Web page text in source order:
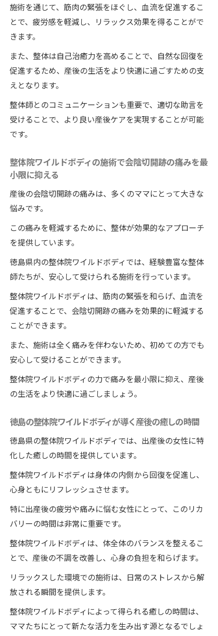
整体専門家が語る産後ケアの重要性
徳島県の整体院ワイルドボディの施術で心身共
にリラックスする出産後ケア
整体で心身を癒す出産後のリラックス法
徳島の整体によるリラクゼーション効果
出産後のストレスを整体院ワイルドボディ
の施術で和らげる
心身のリラクゼーションを促す整体施術
労を回復させる秘訣
和らげる徳島の施術法
整体院ワイルドボディの施術で出産後の体
調悩みを解決する
徳島での整体院ワイルドボディの施術がも
たらす悩み解消効果
出産後の不調に整体院ワイルドボディが提
供するサポート
整体で身体の悩みを和らげるワイルドボデ
ィの施術方法
産後の悩み改善に向けた整体の取り組み
整体院ワイルドボディの施術で出産後の不
整体の施術で出産後の痛みを優しく癒すワイル
ドボディの方法
整体院ワイルドボディの施術で痛みを優し
く和らげる施術法
徳島県での整体院ワイルドボディの施術の
具体例
出産後の痛みを癒す整体院ワイルドボディ
のアプローチ
整体院ワイルドボディの施術で自然な痛み
緩和を実現する
徳島の整体院ワイルドボディの施術が導く
優しい痛み解消法
出産後の痛みに対する整体院ワイルドボデ
施術を通じて、筋肉の緊張をほぐし、血流を促進するこ
とで、疲労感を軽減し、リラックス効果を得ることがで
きます。
また、整体は自己治癒力を高めることで、自然な回復を
促進するため、産後の生活をより快適に過ごすための支
えとなります。
整体師とのコミュニケーションも重要で、適切な助言を
受けることで、より良い産後ケアを実現することが可能
です。
整体院ワイルドボディの施術で会陰切開跡の痛みを最
小限に抑える
産後の会陰切開跡の痛みは、多くのママにとって大きな
悩みです。
この痛みを軽減するために、整体が効果的なアプローチ
を提供しています。
徳島県内の整体院ワイルドボディでは、経験豊富な整体
師たちが、安心して受けられる施術を行っています。
整体院ワイルドボディは、筋肉の緊張を和らげ、血流を
促進することで、会陰切開跡の痛みを効果的に軽減する
ことができます。
また、施術は全く痛みを伴わないため、初めての方でも
安心して受けることができます。
整体院ワイルドボディの力で痛みを最小限に抑え、産後
の生活をより快適に過ごしましょう。
徳島の整体院ワイルドボディが導く産後の癒しの時間
徳島県の整体院ワイルドボディでは、出産後の女性に特
化した癒しの時間を提供しています。
整体院ワイルドボディは身体の内側から回復を促進し、
心身ともにリフレッシュさせます。
特に出産後の疲労や痛みに悩む女性にとって、このリカ
バリーの時間は非常に重要です。
整体院ワイルドボディは、体全体のバランスを整えるこ
とで、産後の不調を改善し、心身の負担を和らげます。
リラックスした環境での施術は、日常のストレスから解
放される瞬間を提供します。
整体院ワイルドボディによって得られる癒しの時間は、
ママたちにとって新たな活力を生み出す源となるでしょ